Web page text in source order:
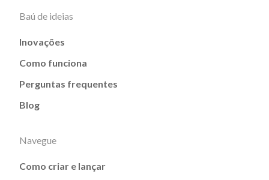
Baú de ideias
Inovações
Como funciona
Perguntas frequentes
Blog
Navegue
Como criar e lançar